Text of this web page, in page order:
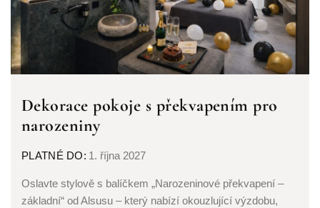
Dekorace pokoje s překvapením pro
narozeniny
PLATNÉ DO: 1. října 2027
Oslavte stylově s balíčkem „Narozeninové překvapení –
základní“ od Alsusu – který nabízí okouzlující výzdobu,